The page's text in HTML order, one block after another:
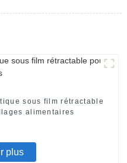
sous film rétractable
alimentaires
plus